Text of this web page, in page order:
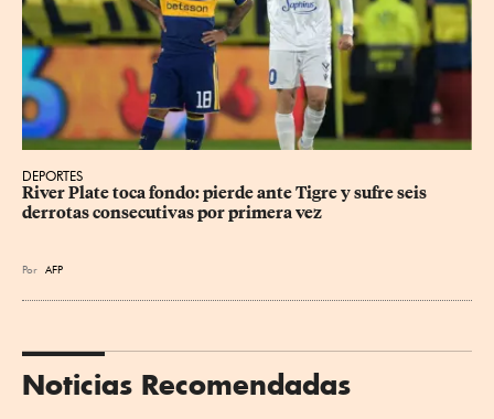
DEPORTES
River Plate toca fondo: pierde ante Tigre y sufre seis
derrotas consecutivas por primera vez
Por AFP
Noticias Recomendadas